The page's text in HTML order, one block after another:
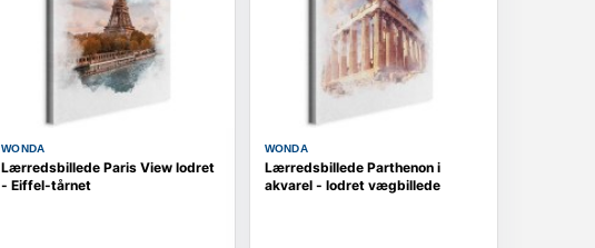
WONDA
Lærredsbillede Paris View lodret
- Eiffel-tårnet
WONDA
Lærredsbillede Parthenon i
akvarel - lodret vægbillede